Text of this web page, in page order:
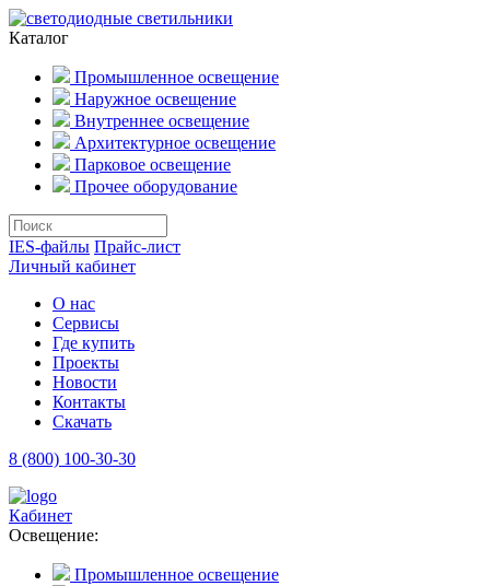
Каталог
Промышленное освещение
Наружное освещение
Внутреннее освещение
Архитектурное освещение
Парковое освещение
Прочее оборудование
IES-файлы Прайс-лист
Личный кабинет
О нас
Сервисы
Где купить
Проекты
Новости
Контакты
Скачать
8 (800) 100-30-30
Кабинет
Освещение:
Промышленное освещение